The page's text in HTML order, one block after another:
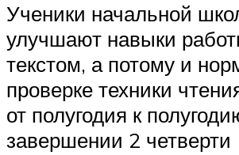
Ученики начальной
улучшают навыки
текстом, а потому и
проверке техники
от полугодия к
завершении 2 четверти